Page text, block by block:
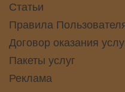
Статьи
Правила
Договор оказания
Пакеты услуг
Реклама